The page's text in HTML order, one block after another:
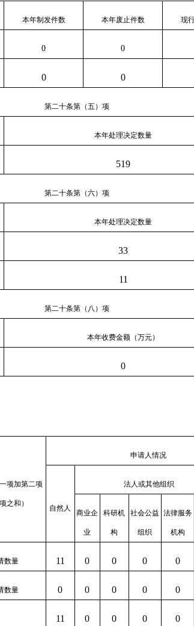
本年制发件数 本年废止件数 现
0 0
0 0
第二十条第（五）项
本年处理决定数量
519
第二十条第（六）项
本年处理决定数量
33
11
第二十条第（八）项
本年收费金额（万元）
0
项加第二项
之和）
申请人情况
自然人
法人或其他组织
商业企
业
科研机
构
社会公益
组织
法律服务
机构
数量 11 0 0 0 0
数量 0 0 0 0 0
11 0 0 0 0